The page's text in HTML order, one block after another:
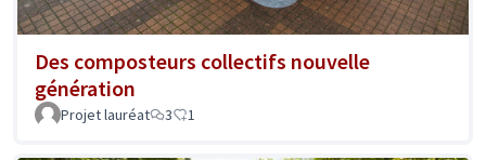
Des composteurs collectifs nouvelle
génération
Projet lauréat 3 1